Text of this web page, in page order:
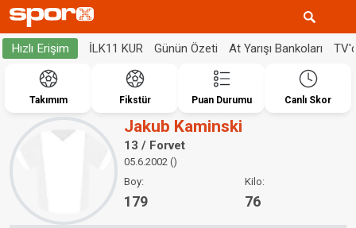
Hızlı Erişim İLK11 KUR Günün Özeti At Yarışı Bankoları
Takımım Fikstür Puan Durumu Canlı Skor
Jakub Kaminski
13 / Forvet
05.6.2002 ()
Boy:
179
Kilo:
76